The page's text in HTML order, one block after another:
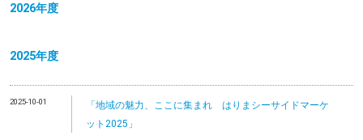
2026年度
2025年度
2025-10-01
「地域の魅力、ここに集まれ はりまシーサイドマーケ
ット2025」